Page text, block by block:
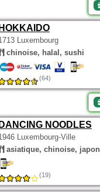
HOKKAIDO
Luxembourg
chinoise, halal, sushi
(64)
DANCING NOODLES
Luxembourg-Ville
asiatique, chinoise,
(19)